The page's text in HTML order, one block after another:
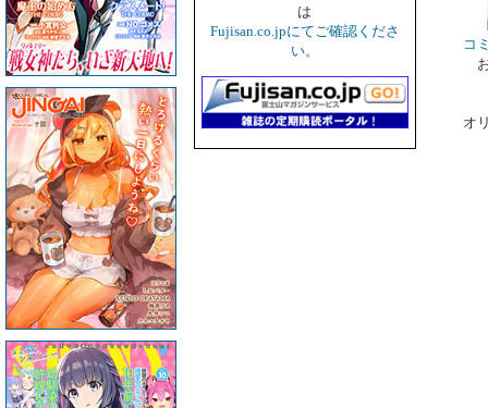
は
Fujisan.co.jpにてご確認くださ
い。
コ
オ